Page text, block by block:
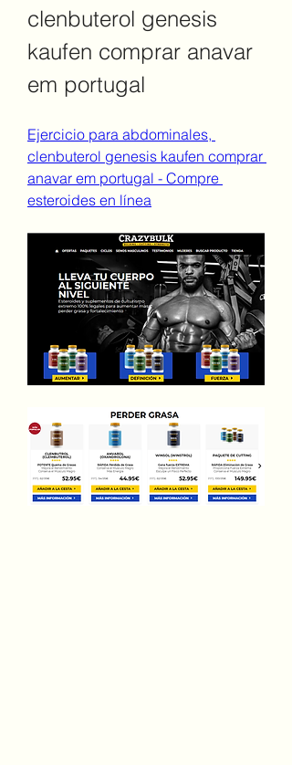
clenbuterol genesis
kaufen comprar anavar
em portugal
Ejercicio para abdominales,
clenbuterol genesis kaufen comprar
anavar em portugal - Compre
esteroides en línea